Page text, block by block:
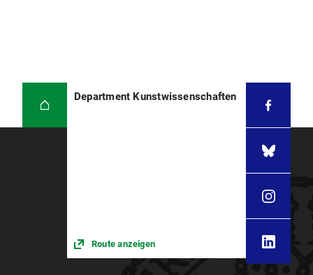
Department Kunstwissenschaften
Route anzeigen